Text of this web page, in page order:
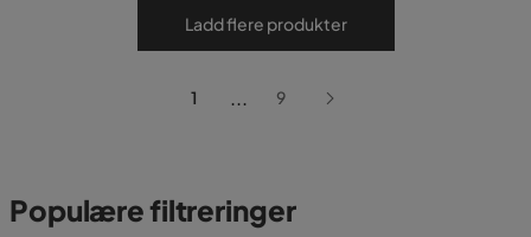
Ladd flere produkter
1 ... 9
Populære filtreringer